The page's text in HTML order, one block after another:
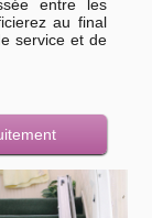
entre les
au final
service et de